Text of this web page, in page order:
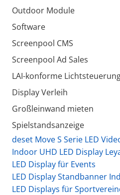
Outdoor Module
Software
Screenpool CMS
Screenpool Ad Sales
LAI-konforme
Display Verleih
Großleinwand mieten
Spielstandsanzeige
deset Move S Serie LED
Indoor UHD LED Display
LED Display für Events
LED Display Standbanner
LED Displays für